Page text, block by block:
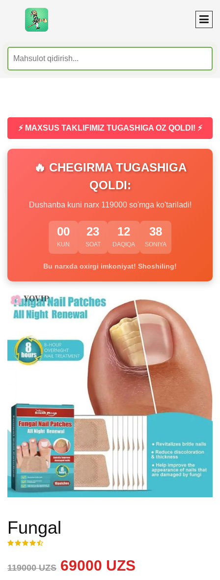
⚡ MAXSUS TAKLIFIMIZ TUGASHIGA OZ QOLDI! ⚡
🔥 CHEGIRMA TUGASHIGA
QOLDI:
Dushanba kuni narx 119000 so'mga ko'tariladi!
00
KUN
23
SOAT
12
DAQIQA
38
SONIYA
Bu narxda oxirgi imkoniyat! Shoshiling!
Fungal
119000 UZS 69000 UZS